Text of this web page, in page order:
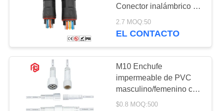
Conector hembra-
varón impermeable
Conector inalámbrico de
cobre a prueba de agua
25A para el espacio
2.7 MOQ:50
EL CONTACTO
M10 Enchufe
impermeable de PVC
masculino/femenino con
contacto de cobre para
$0.8 MOQ:500